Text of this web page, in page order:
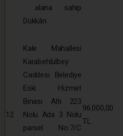
alana sahip
Dükkân
12
Kale Mahallesi
Karabehlülbey
Caddesi Belediye
Eski Hizmet
Binası Altı 223
Nolu Ada 3 Nolu
parsel No:7/C
96.000,00
TL